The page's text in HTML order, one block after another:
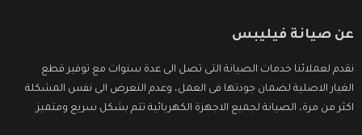
عن صيانة فيليبس
نقدم لعملائنا خدمات الصيانة التى تصل الى عدة سنوات مع توفير قطع
الغيار الاصلية لضمان جودتها فى العمل، وعدم التعرض الى نفس المشكلة
اكثر من مرة، الصيانة لجميع الاجهزة الكهربائية تتم بشكل سريع ومتميز.